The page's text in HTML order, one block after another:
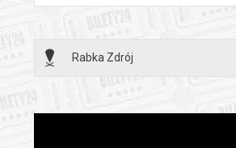
Rabka Zdrój